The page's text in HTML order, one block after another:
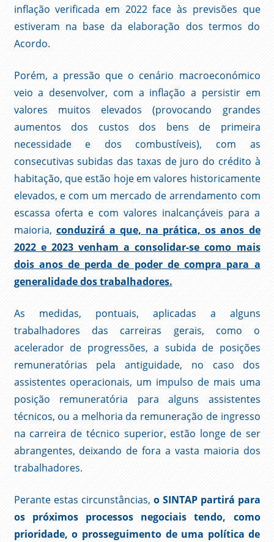
inflação verificada em 2022 face às previsões que
estiveram na base da elaboração dos termos do
Acordo.
Porém, a pressão que o cenário macroeconómico
veio a desenvolver, com a inflação a persistir em
valores muitos elevados (provocando grandes
aumentos dos custos dos bens de primeira
necessidade e dos combustíveis), com as
consecutivas subidas das taxas de juro do crédito à
habitação, que estão hoje em valores historicamente
elevados, e com um mercado de arrendamento com
escassa oferta e com valores inalcançáveis para a
maioria, conduzirá a que, na prática, os anos de
2022 e 2023 venham a consolidar-se como mais
dois anos de perda de poder de compra para a
generalidade dos trabalhadores.
As medidas, pontuais, aplicadas a alguns
trabalhadores das carreiras gerais, como o
acelerador de progressões, a subida de posições
remuneratórias pela antiguidade, no caso dos
assistentes operacionais, um impulso de mais uma
posição remuneratória para alguns assistentes
técnicos, ou a melhoria da remuneração de ingresso
na carreira de técnico superior, estão longe de ser
abrangentes, deixando de fora a vasta maioria dos
trabalhadores.
Perante estas circunstâncias, o SINTAP partirá para
os próximos processos negociais tendo, como
prioridade, o prosseguimento de uma política de